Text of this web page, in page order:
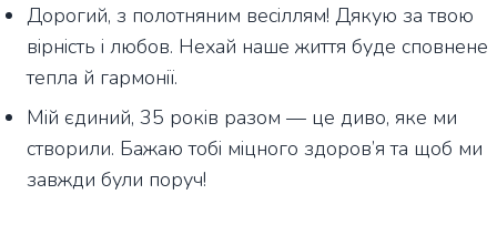
Дорогий, з полотняним весіллям! Дякую за твою
вірність і любов. Нехай наше життя буде сповнене
тепла й гармонії.
Мій єдиний, 35 років разом — це диво, яке ми
створили. Бажаю тобі міцного здоров’я та щоб ми
завжди були поруч!